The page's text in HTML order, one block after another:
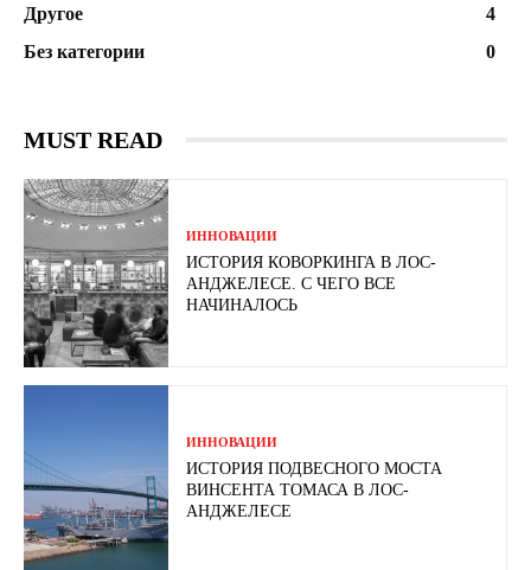
Другое
4
Без категории
0
MUST READ
ИННОВАЦИИ
ИСТОРИЯ КОВОРКИНГА В ЛОС-
АНДЖЕЛЕСЕ. С ЧЕГО ВСЕ
НАЧИНАЛОСЬ
ИННОВАЦИИ
ИСТОРИЯ ПОДВЕСНОГО МОСТА
ВИНСЕНТА ТОМАСА В ЛОС-
АНДЖЕЛЕСЕ